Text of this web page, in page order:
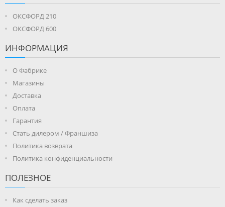
ОКСФОРД 210
ОКСФОРД 600
ИНФОРМАЦИЯ
О Фабрике
Магазины
Доставка
Оплата
Гарантия
Стать дилером / Франшиза
Политика возврата
Политика конфиденциальности
ПОЛЕЗНОЕ
Как сделать заказ